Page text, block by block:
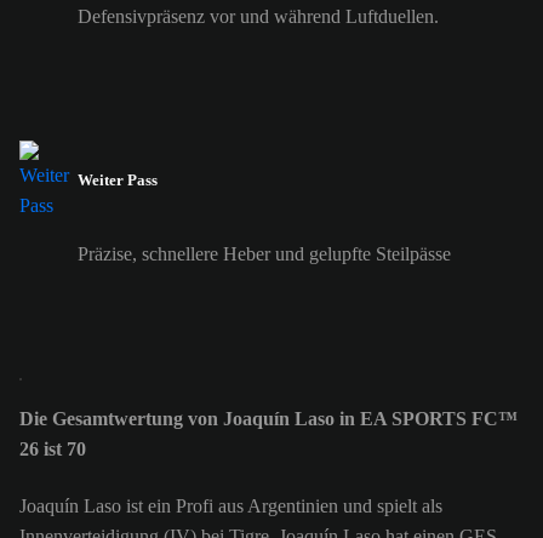
Defensivpräsenz vor und während Luftduellen.
Weiter Pass
Präzise, schnellere Heber und gelupfte Steilpässe
Die Gesamtwertung von Joaquín Laso in EA SPORTS FC™
26 ist 70
Joaquín Laso ist ein Profi aus Argentinien und spielt als